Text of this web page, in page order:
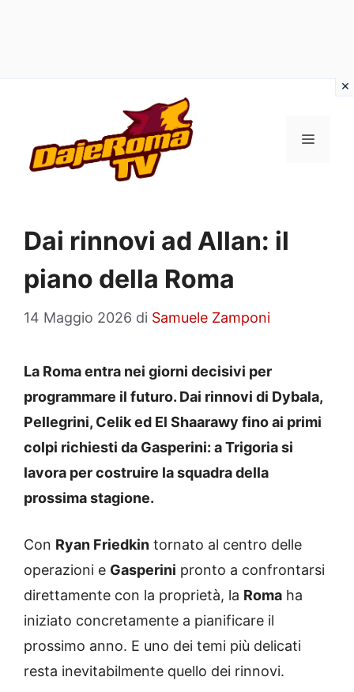
contenuto
MENU
Dai rinnovi ad Allan: il
piano della Roma
14 Maggio 2026 di Samuele Zamponi
La Roma entra nei giorni decisivi per
programmare il futuro. Dai rinnovi di Dybala,
Pellegrini, Celik ed El Shaarawy fino ai primi
colpi richiesti da Gasperini: a Trigoria si
lavora per costruire la squadra della
prossima stagione.
Con Ryan Friedkin tornato al centro delle
operazioni e Gasperini pronto a confrontarsi
direttamente con la proprietà, la Roma ha
iniziato concretamente a pianificare il
prossimo anno. E uno dei temi più delicati
resta inevitabilmente quello dei rinnovi.